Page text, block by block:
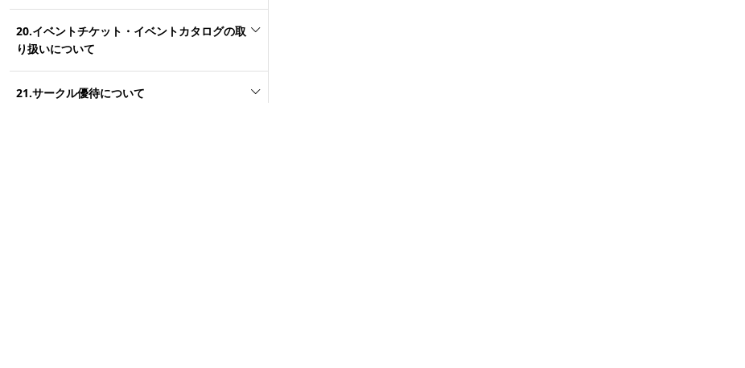
20.イベントチケット・イベントカタログの取
り扱いについて
21.サークル優待について